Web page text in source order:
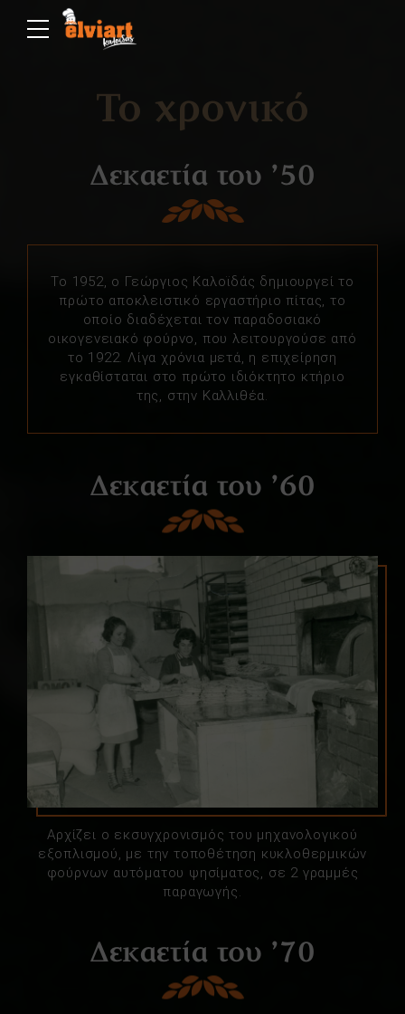
Το χρονικό
Δεκαετία του ’50
Το 1952, ο Γεώργιος Καλοϊδάς δημιουργεί το
πρώτο αποκλειστικό εργαστήριο πίτας, το
οποίο διαδέχεται τον παραδοσιακό
οικογενειακό φούρνο, που λειτουργούσε από
το 1922. Λίγα χρόνια μετά, η επιχείρηση
εγκαθίσταται στο πρώτο ιδιόκτητο κτήριο
της, στην Καλλιθέα.
Αρχίζει ο εκσυγχρονισμός του μηχανολογικού
εξοπλισμού, με την τοποθέτηση κυκλοθερμικών
φούρνων αυτόματου ψησίματος, σε 2 γραμμές
παραγωγής.
Δεκαετία του ’60
Δεκαετία του ’70